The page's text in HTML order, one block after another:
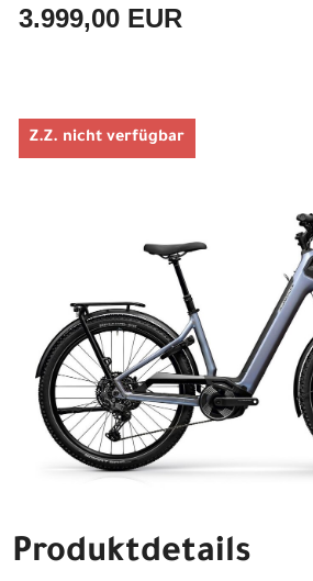
3.999,00 EUR
Z.Z. nicht verfügbar
Produktdetails